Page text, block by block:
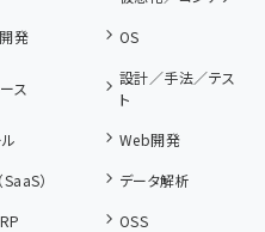
発 OS
ス
設計／手法／テス
ト
Web開発
）
データ解析
OSS